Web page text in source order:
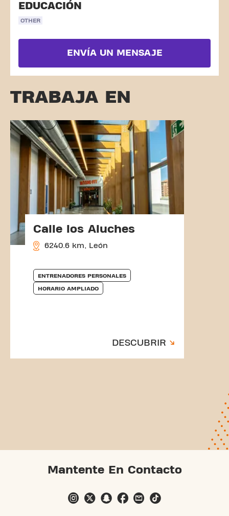
EDUCACIÓN
OTHER
ENVÍA UN MENSAJE
TRABAJA EN
Calle los Aluches
6240.6 km, León
ENTRENADORES PERSONALES
HORARIO AMPLIADO
DESCUBRIR
Mantente En Contacto